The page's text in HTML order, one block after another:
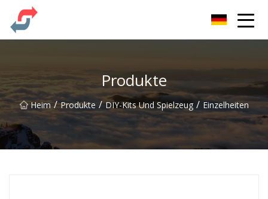
Produkte
Heim / Produkte / DIY-Kits Und Spielzeug / Einzelheiten